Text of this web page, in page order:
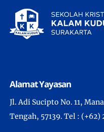
Alamat Yayasan
Jl. Adi Sucipto No. 11,
Tengah, 57139. Tel : (+62)